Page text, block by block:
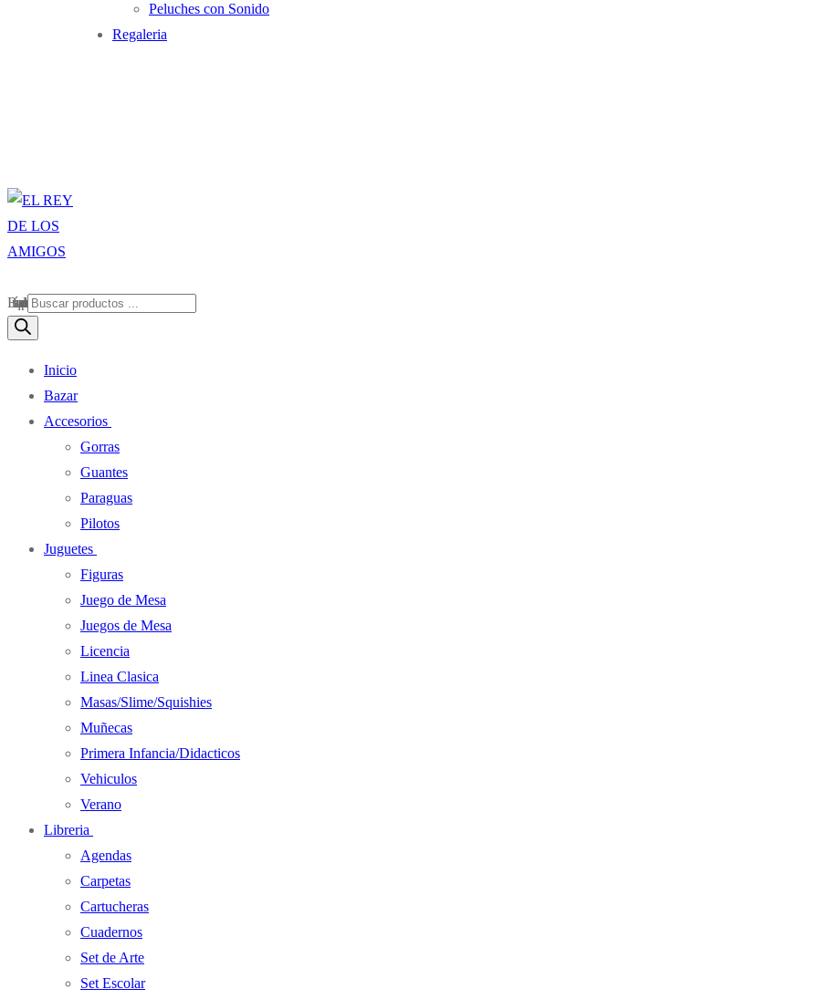
Peluches con Sonido
Regaleria
Búsqueda de productos
Inicio
Bazar
Accesorios
Gorras
Guantes
Paraguas
Pilotos
Juguetes
Figuras
Juego de Mesa
Juegos de Mesa
Licencia
Linea Clasica
Masas/Slime/Squishies
Muñecas
Primera Infancia/Didacticos
Vehiculos
Verano
Libreria
Agendas
Carpetas
Cartucheras
Cuadernos
Set de Arte
Set Escolar